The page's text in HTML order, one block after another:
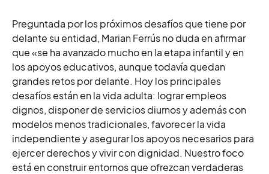
Preguntada por los próximos desafíos que tiene por
delante su entidad, Marian Ferrús no duda en afirmar
que «se ha avanzado mucho en la etapa infantil y en
los apoyos educativos, aunque todavía quedan
grandes retos por delante. Hoy los principales
desafíos están en la vida adulta: lograr empleos
dignos, disponer de servicios diurnos y además con
modelos menos tradicionales, favorecer la vida
independiente y asegurar los apoyos necesarios para
ejercer derechos y vivir con dignidad. Nuestro foco
está en construir entornos que ofrezcan verdaderas